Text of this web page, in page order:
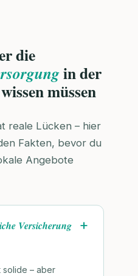
die
in der
müssen
reale Lücken – hier
Fakten, bevor du
Angebote
Versicherung
– aber